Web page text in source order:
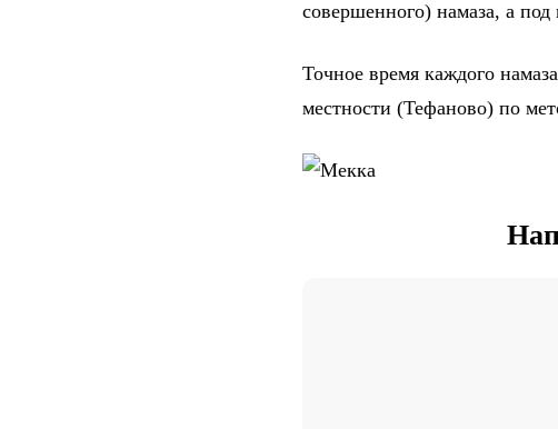
совершенного) намаза, а
Точное время каждого
местности (Тефаново) по